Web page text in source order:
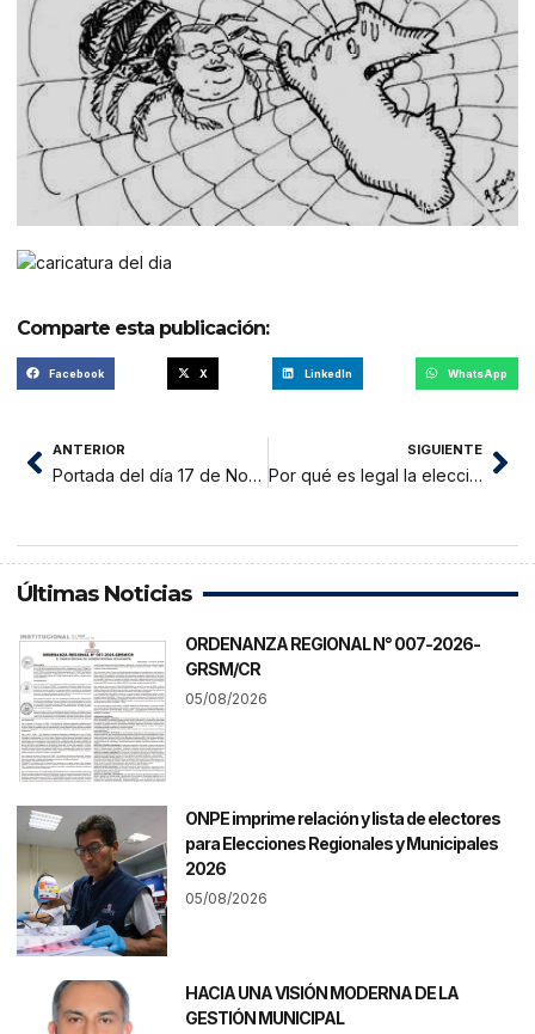
Comparte esta publicación:
Facebook X LinkedIn WhatsApp
ANTERIOR
Portada del día 17 de Noviembre del 2014
SIGUIENTE
Por qué es legal la elección en la UNSM
Últimas Noticias
ORDENANZA REGIONAL N° 007-2026-
GRSM/CR
05/08/2026
ONPE imprime relación y lista de electores
para Elecciones Regionales y Municipales
2026
05/08/2026
HACIA UNA VISIÓN MODERNA DE LA
GESTIÓN MUNICIPAL